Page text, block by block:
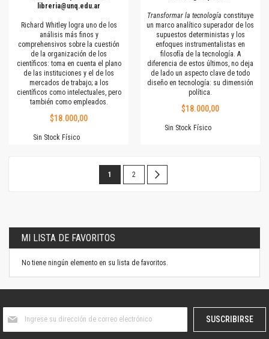
libreria@unq.edu.ar
Richard Whitley logra uno de los
análisis más finos y
comprehensivos sobre la cuestión
de la organización de los
científicos: toma en cuenta el plano
de las instituciones y el de los
mercados de trabajo; a los
científicos como intelectuales, pero
también como empleados.
$18.000,00
Sin Stock Físico
Transformar la tecnología constituye
un marco analítico superador de los
supuestos deterministas y los
enfoques instrumentalistas en
filosofía de la tecnología. A
diferencia de estos últimos, no deja
de lado un aspecto clave de todo
diseño en tecnología: su dimensión
política.
$18.000,00
Sin Stock Físico
Página
Estás
página
1 Página
2
MI LISTA DE FAVORITOS
No tiene ningún elemento en su lista de favoritos.
boletín
SUSCRIBIRSE